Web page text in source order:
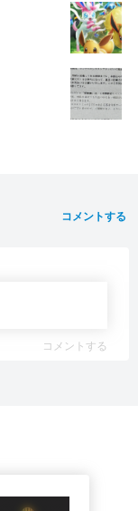
コメントする
コメントする